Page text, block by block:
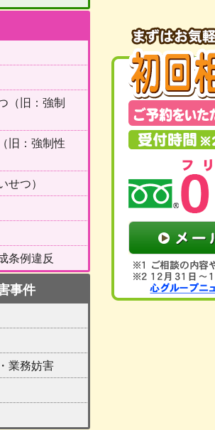
（旧：強制
旧：強制性
せつ）
条例違反
事件
業務妨害